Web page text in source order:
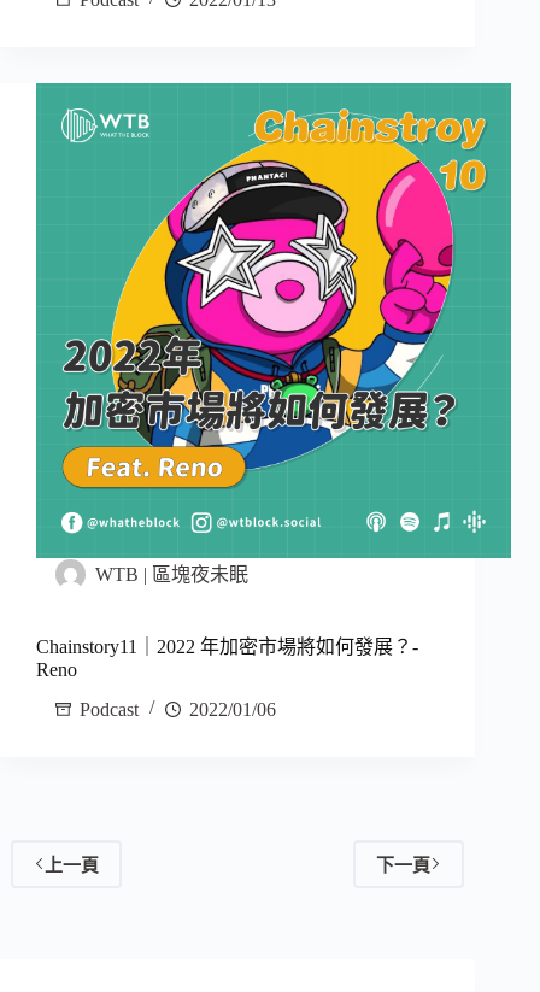
WTB | 區塊夜未眠
Chainstory11｜2022 年加密市場將如何發展？-
Reno
Podcast
2022/01/06
上一頁 下一頁